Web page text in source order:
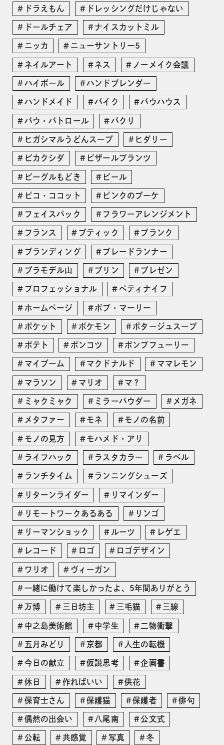
ドラえもん ドレッシングだけじゃない
ドールチェア ナイスカットミル
ニッカ ニューサントリー5
ネイルアート ネス ノーメイク会議
ハイボール ハンドブレンダー
ハンドメイド バイク バウハウス
パウ・パトロール パクリ
ヒガシマルうどんスープ ヒダリー
ビカクシダ ビザールプランツ
ビーグルもどき ビール
ピコ・ココット ピンクのブーケ
フェイスパック フラワーアレンジメント
フランス ブティック ブランク
ブランディング ブレードランナー
プラモデル山 プリン プレゼン
プロフェッショナル ペティナイフ
ホームページ ボブ・マーリー
ポケット ポケモン ポタージュスープ
ポテト ポンコツ ポンプフューリー
マイブーム マクドナルド ママレモン
マラソン マリオ マ？
ミャクミャク ミラーパウダー メガネ
メタファー モネ モノの名前
モノの見方 モハメド・アリ
ライフハック ラスタカラー ラベル
ランチタイム ランニングシューズ
リターンライダー リマインダー
リモートワークあるある リンゴ
リーマンショック ルーツ レゲエ
レコード ロゴ ロゴデザイン
ワリオ ヴィーガン
一緒に働けて楽しかったよ、5年間ありがとう
万博 三日坊主 三毛猫 三線
中之島美術館 中学生 二物衝撃
五月みどり 京都 人生の転機
今日の献立 仮説思考 企画書
休日 作ればいい 供花
保育士さん 保護猫 保護者 俳句
偶然の出会い 八尾南 公文式
公転 共感覚 写真 冬